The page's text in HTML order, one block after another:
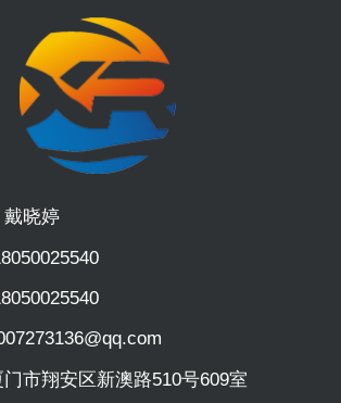
戴晓婷
门市翔安区新澳路510号609室